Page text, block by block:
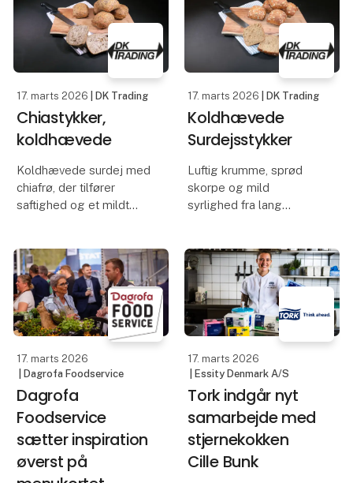
17. marts 2026 | DK Trading
Chiastykker,
koldhævede
Koldhævede surdej med
chiafrø, der tilfører
saftighed og et mildt
17. marts 2026 | DK Trading
Koldhævede
Surdejsstykker
Luftig krumme, sprød
skorpe og mild
syrlighed fra lang
17. marts 2026
| Dagrofa Foodservice
Dagrofa
Foodservice
sætter inspiration
øverst på
17. marts 2026
| Essity Denmark A/S
Tork indgår nyt
samarbejde med
stjernekokken
Cille Bunk